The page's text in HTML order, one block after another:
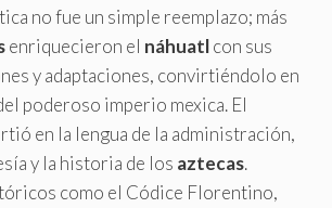
no fue un simple reemplazo; más
enriquecieron el náhuatlcon sus
y adaptaciones, convirtiéndolo en
poderoso imperio mexica. El
en la lengua de la administración,
y la historia de los aztecas.
como el Códice Florentino,